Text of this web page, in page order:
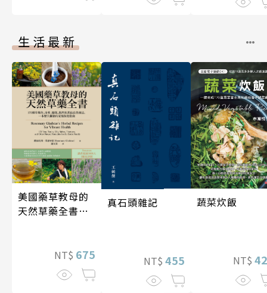
生活最新
美國藥草教母的
天然草藥全書
NT$ 675
真石頭雜記
NT$ 455
蔬菜炊飯
NT$